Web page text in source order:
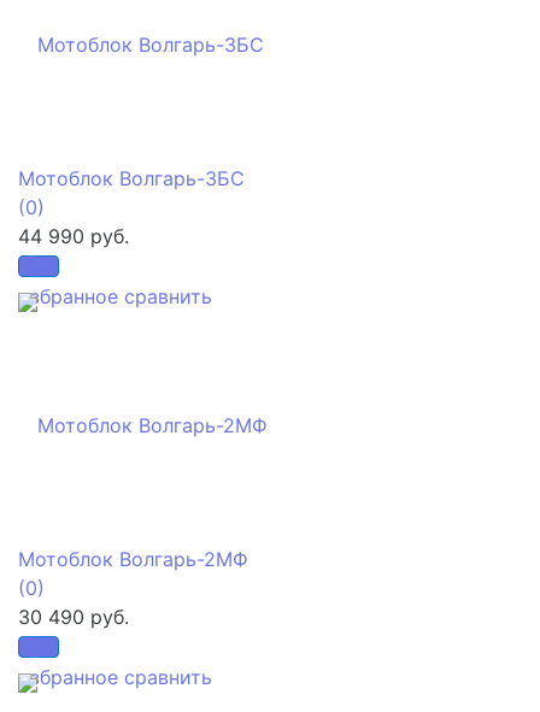
избранное сравнить
Мотоблок Волгарь-3БС
(0)
44 990 руб.
избранное сравнить
Мотоблок Волгарь-2МФ
(0)
30 490 руб.